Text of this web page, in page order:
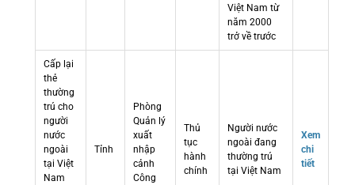
Việt Nam từ
năm 2000
trở về trước
Cấp lại
thẻ
thường
trú cho
người
nước
ngoài
tại Việt
Nam
Tỉnh
Phòng
Quản lý
xuất
nhập
cảnh
Công
Thủ
tục
hành
chính
Người nước
ngoài đang
thường trú
tại Việt Nam
Xem
chi
tiết